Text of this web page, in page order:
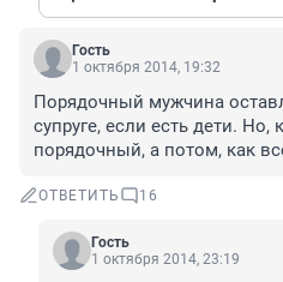
Гость
1 октября 2014, 19:32
Порядочный мужчина
супруге, если есть дети. Но,
порядочный, а потом, как
ОТВЕТИТЬ 16
Гость
1 октября 2014, 23:19